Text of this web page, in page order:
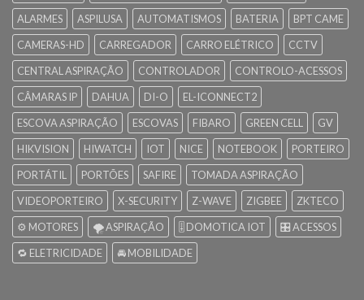
ALARMES
ASPILUSA AUTOMATISMOS BATERIA
BPT CAME
CAMERAS-HD
CARREGADOR CARRO ELÉTRICO
CCTV
CENTRAL ASPIRAÇÃO
CONTROLADOR
CONTROLO-ACESSOS
CÂMARAS IP
DAHUA DI-O
EL-ICONNECT2
ESCOVA ASPIRAÇÃO
ESCOVAS FIBARO GREEN CELL
GV
HIKVISION
HIWATCH IOT NICE NOTEBOOK
PORTEIRO
PORTÁTIL
PORTÕES SAFIRE
TOMADA ASPIRAÇÃO
VIDEOPORTEIRO
X-SECURITY Z-WAVE ZIGBEE
ZKTECO
⚙️ MOTORES
🌪️ ASPIRAÇÃO 🎚️ DOMOTICA IOT
🎛️ ACESSOS
🔁 ELETRICIDADE
🚘 MOBILIDADE